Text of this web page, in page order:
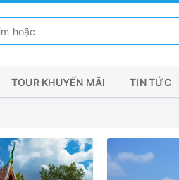
TOUR KHUYẾN MÃI TIN TỨC